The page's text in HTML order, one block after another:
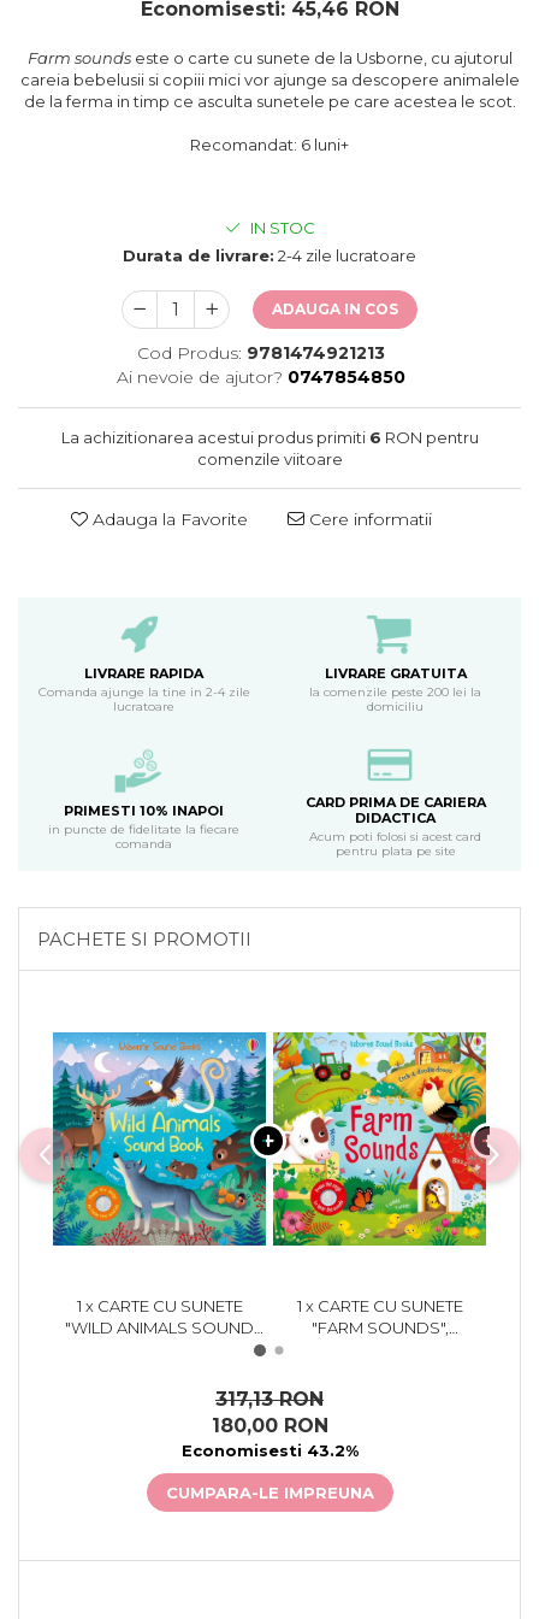
Economisesti: 45,46 RON
Farm soundseste o carte cu sunete de la Usborne, cu ajutorul
careia bebelusii si copiii mici vor ajunge sa descopere animalele
de la ferma in timp ce asculta sunetele pe care acestea le scot.
Recomandat: 6 luni+
IN STOC
Durata de livrare: 2-4 zile lucratoare
ADAUGA IN COS
Cod Produs: 9781474921213
Ai nevoie de ajutor? 0747854850
La achizitionarea acestui produs primiti 6 RON pentru
comenzile viitoare
Adauga la Favorite Cere informatii
LIVRARE RAPIDA
Comanda ajunge la tine in 2-4 zile
lucratoare
LIVRARE GRATUITA
la comenzile peste 200 lei la
domiciliu
PRIMESTI 10% INAPOI
in puncte de fidelitate la fiecare
comanda
CARD PRIMA DE CARIERA
DIDACTICA
Acum poti folosi si acest card
pentru plata pe site
PACHETE SI PROMOTII
1 x CARTE CU SUNETE
"WILD ANIMALS SOUND
1 x CARTE CU SUNETE
"FARM SOUNDS",
317,13 RON
180,00 RON
Economisesti 43.2%
CUMPARA-LE IMPREUNA